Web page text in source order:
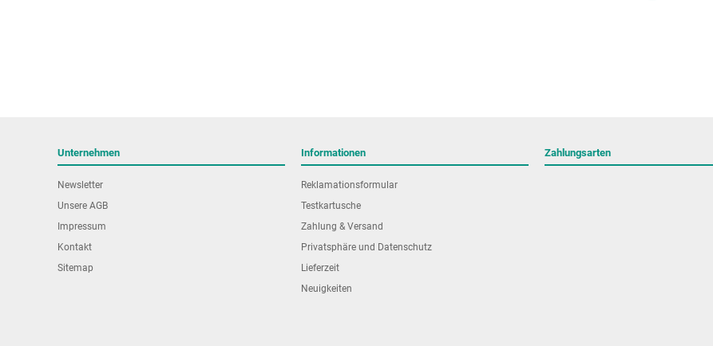
Unternehmen
Newsletter
Unsere AGB
Impressum
Kontakt
Sitemap
Informationen
Reklamationsformular
Testkartusche
Zahlung & Versand
Privatsphäre und Datenschutz
Lieferzeit
Neuigkeiten
Zahlungsarten